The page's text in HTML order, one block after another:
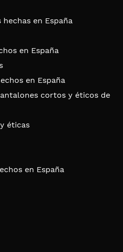
en España
en España
en España
cortos y éticos de
éticas
en España